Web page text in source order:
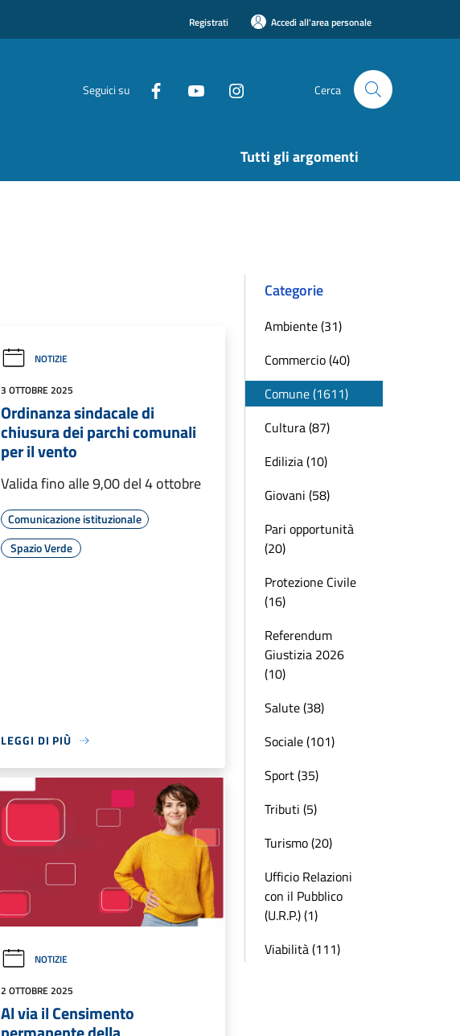
Registrati Accedi all'area personale
Seguici su Cerca
Tutti gli argomenti
NOTIZIE
3 OTTOBRE 2025
Ordinanza sindacale di
chiusura dei parchi comunali
per il vento
Valida fino alle 9,00 del 4 ottobre
Comunicazione istituzionale
Spazio Verde
LEGGI DI PIÙ
NOTIZIE
2 OTTOBRE 2025
Al via il Censimento
Categorie
Ambiente (31)
Commercio (40)
Comune (1611)
Cultura (87)
Edilizia (10)
Giovani (58)
Pari opportunità
(20)
Protezione Civile
(16)
Referendum
Giustizia 2026
(10)
Salute (38)
Sociale (101)
Sport (35)
Tributi (5)
Turismo (20)
Ufficio Relazioni
con il Pubblico
(U.R.P.) (1)
Viabilità (111)